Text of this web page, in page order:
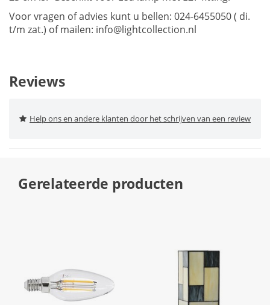
Voor vragen of advies kunt u bellen: 024-6455050 ( di.
t/m zat.) of mailen: info@lightcollection.nl
Reviews
Help ons en andere klanten door het schrijven van een review
Gerelateerde producten